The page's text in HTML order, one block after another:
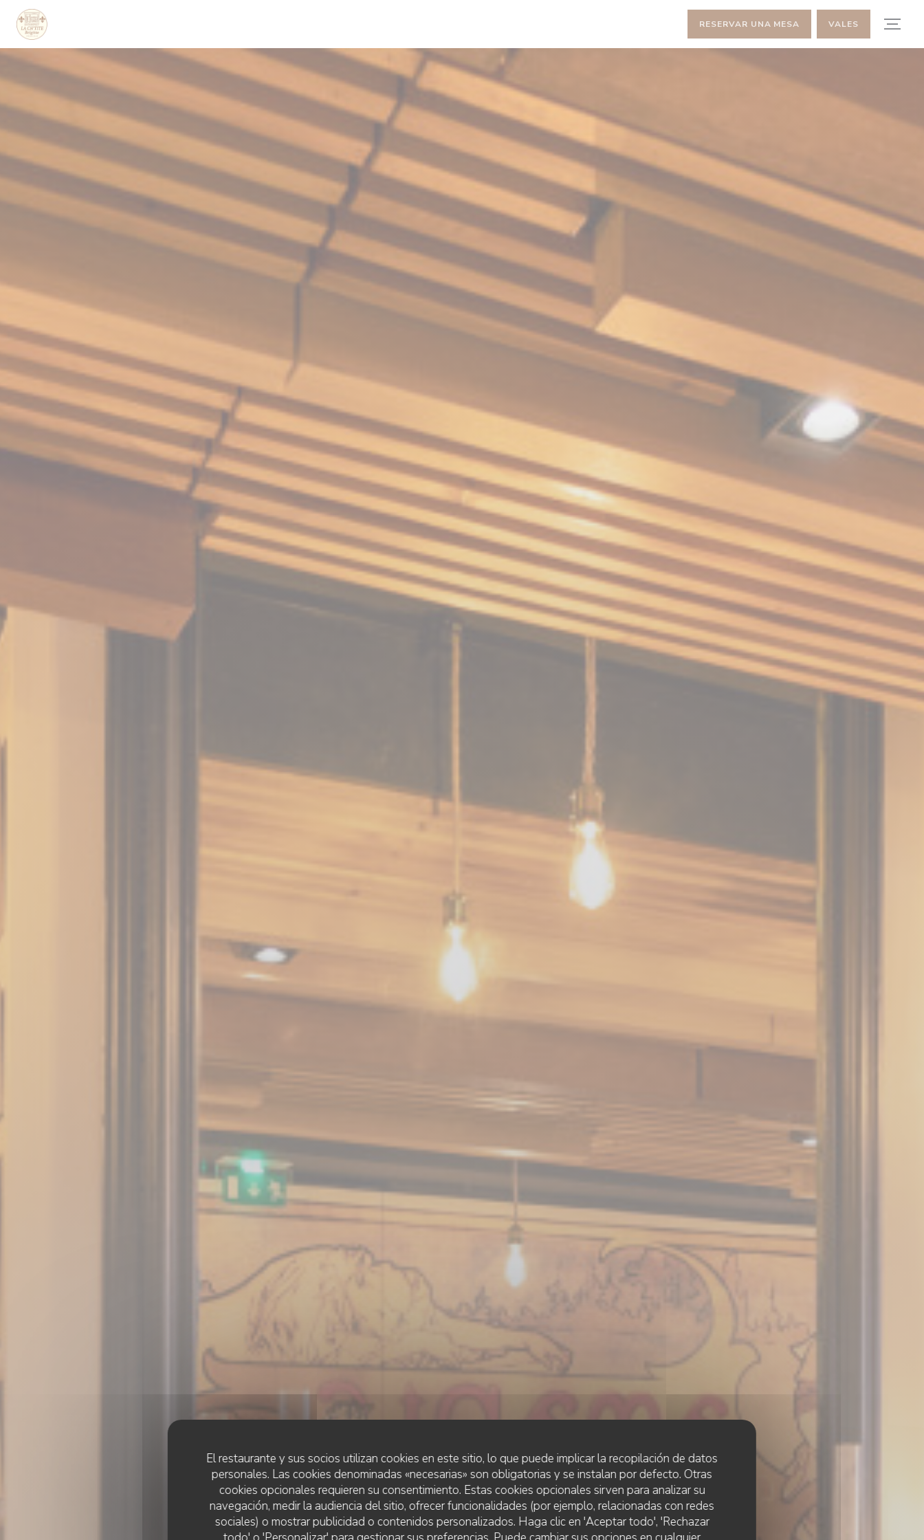
Personalización de sus opciones de cookies
El restaurante y sus socios utilizan cookies en este sitio, lo que puede implicar la recopilación de datos
personales. Las cookies denominadas «necesarias» son obligatorias y se instalan por defecto. Otras
cookies opcionales requieren su consentimiento. Estas cookies opcionales sirven para analizar su
navegación, medir la audiencia del sitio, ofrecer funcionalidades (por ejemplo, relacionadas con redes
sociales) o mostrar publicidad o contenidos personalizados. Haga clic en 'Aceptar todo', 'Rechazar
RESERVAR UNA MESA VALES
ESTAMINET FLAMAND• LILLE